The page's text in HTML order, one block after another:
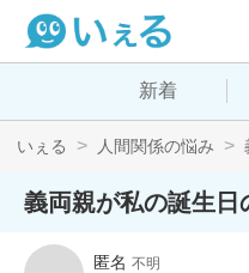
新着
いぇる 人間関係の悩み
義両親が私の誕生
匿名 不明